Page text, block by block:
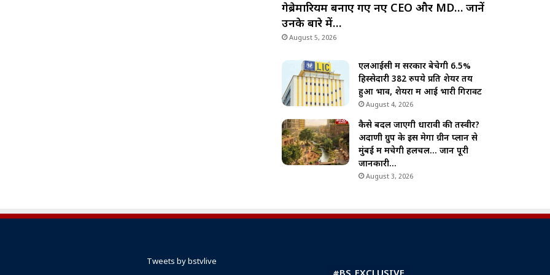
गेब्रेमारियम बनाए गए नए CEO और MD… जानें
उनके बारे में…
August 5, 2026
एलआईसी में सरकार बेचेगी 6.5%
हिस्सेदारी 382 रुपये प्रति शेयर तय
हुआ भाव, शेयरों में आई भारी गिरावट
August 4, 2026
कैसे बदल जाएगी धारावी की तस्वीर?
अदाणी ग्रुप के इस मेगा ग्रीन प्लान से
मुंबई में मचेगी हलचल… जानें पूरी
जानकारी…
August 3, 2026
Tweets by bstvlive